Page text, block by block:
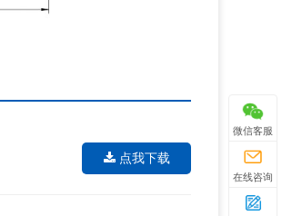
点我下载
微信客服
在线咨询